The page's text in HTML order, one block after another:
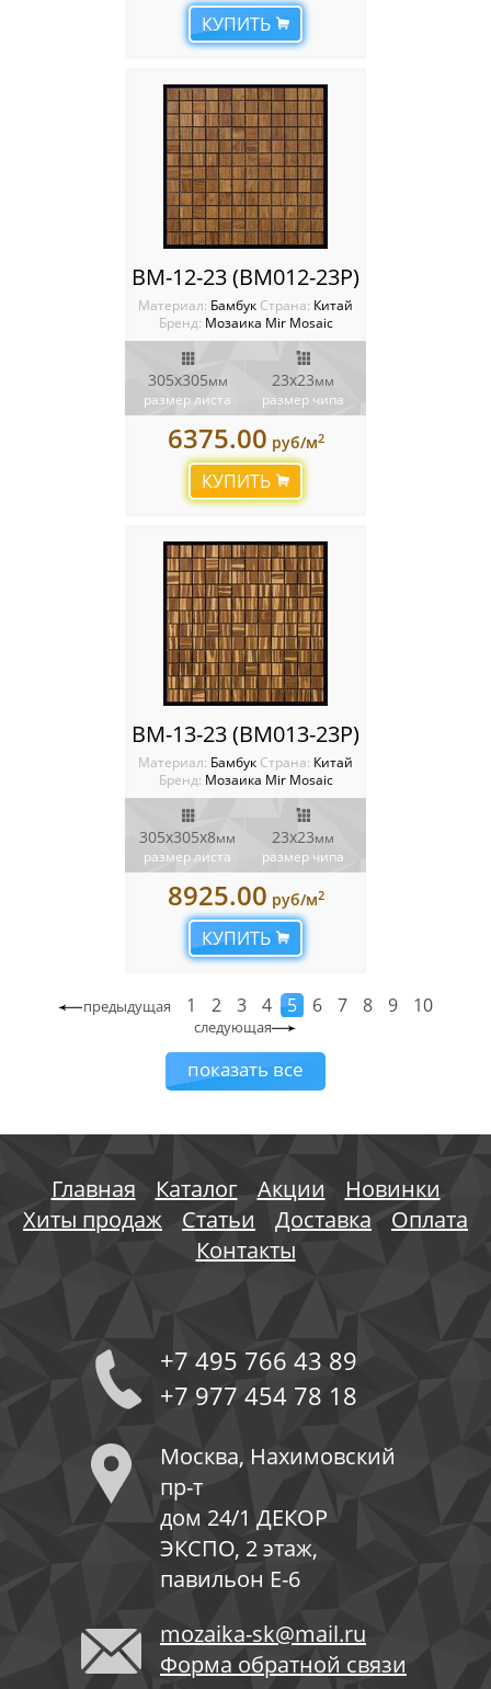
КУПИТЬ
BM-12-23 (BM012-23P)
Материал: Бамбук Cтрана: Китай
Бренд: Мозаика Mir Mosaic
305x305мм
размер листа
23х23мм
размер чипа
6375.00 руб/м2
КУПИТЬ
BM-13-23 (BM013-23P)
Материал: Бамбук Cтрана: Китай
Бренд: Мозаика Mir Mosaic
305x305х8мм
размер листа
23х23мм
размер чипа
8925.00 руб/м2
КУПИТЬ
предыдущая 1 2 3 4 5 6 7 8 9 10
следующая
показать все
Главная Каталог Акции
Новинки
Хиты продаж
Статьи Доставка
Оплата
Контакты
+7 495 766 43 89
+7 977 454 78 18
Москва, Нахимовский
пр-т
дом 24/1 ДЕКОР
ЭКСПО, 2 этаж,
павильон Е-6
mozaika-sk@mail.ru
Форма обратной связи